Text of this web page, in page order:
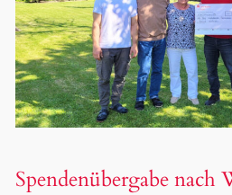
Spendenübergabe nach